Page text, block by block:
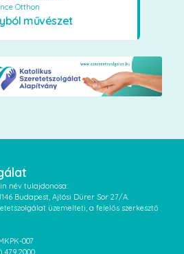
Otthon
művészet
név tulajdonosa:
Budapest, Ajtósi Dürer Sor 27/A.
üzemelteti, a felelős szerkesztő
007